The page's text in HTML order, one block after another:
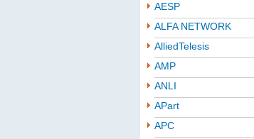
AESP
ALFA NETWORK
AlliedTelesis
AMP
ANLI
APart
APC